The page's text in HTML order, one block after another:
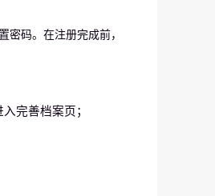
密码。在注册完成前，
完善档案页；